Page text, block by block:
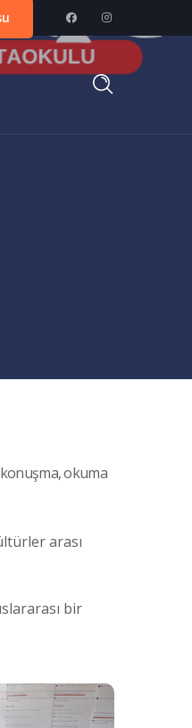
okuma
arası
bir